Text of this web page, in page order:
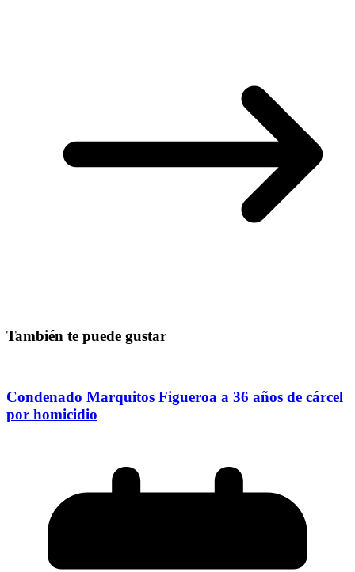
También te puede gustar
Condenado Marquitos Figueroa a 36 años de cárcel
por homicidio